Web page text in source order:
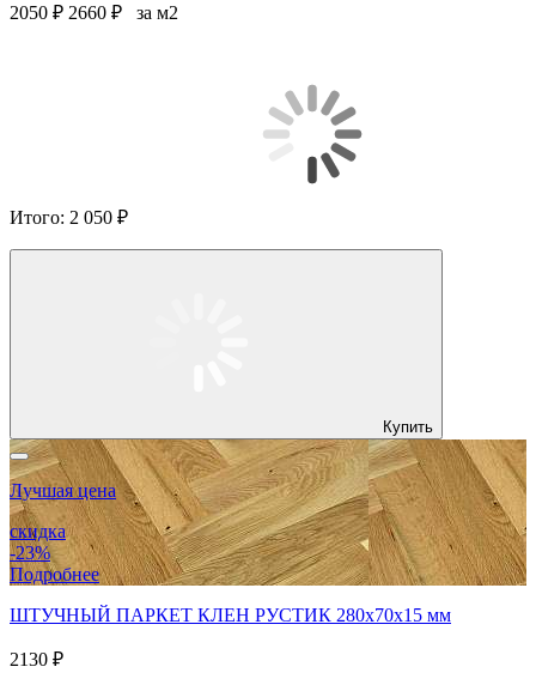
2050 ₽ 2660 ₽ за м2
Итого: 2 050 ₽
Купить
Лучшая цена
скидка
-23%
Подробнее
ШТУЧНЫЙ ПАРКЕТ КЛЕН РУСТИК 280x70x15 мм
2130 ₽